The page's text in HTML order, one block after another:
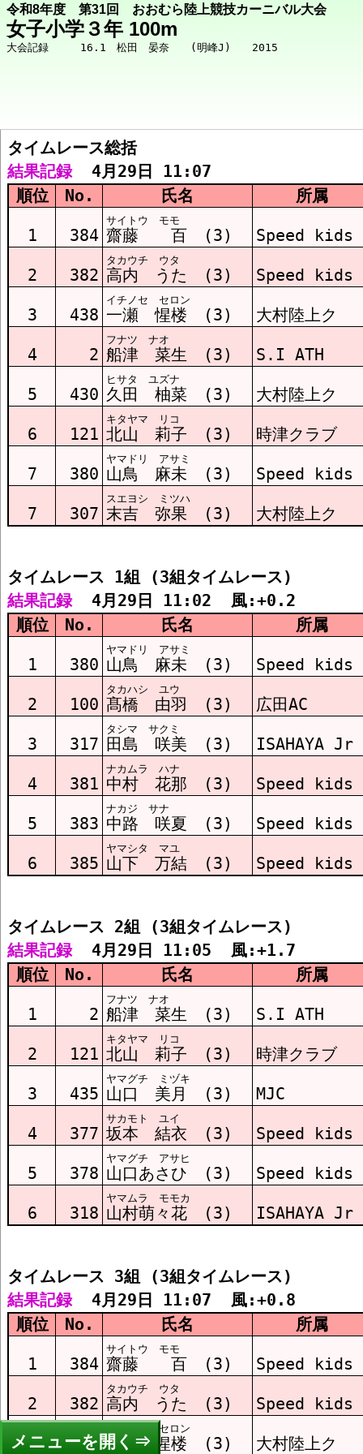
令和8年度 第31回 おおむら陸上競技カーニバル大会
女子小学３年 100m
メニュー
競技メニューへ
総括 結果
ﾀｲﾑﾚｰｽ1組 結果
ﾀｲﾑﾚｰｽ2組 結果
ﾀｲﾑﾚｰｽ3組 結果
タイムレース総括
結果記録
  4月29日 11:07
順位
No. 氏名 所属
1 384
サイトウ モモ
齋藤 百 (3) Speed kids
2 382
タカウチ ウタ
高内 うた (3) Speed kids
3 438
イチノセ セロン
一瀬 惺楼 (3) 大村陸上ク
4 2
フナツ ナオ
船津 菜生 (3) S.I ATH
5 430
ヒサタ ユズナ
久田 柚菜 (3) 大村陸上ク
6 121
キタヤマ リコ
北山 莉子 (3) 時津クラブ
7 380
ヤマドリ アサミ
山鳥 麻未 (3) Speed kids
7 307
スエヨシ ミツハ
末吉 弥果 (3) 大村陸上ク
タイムレース 1組 (3組タイムレース)
結果記録
  4月29日 11:02  風:+0.2
順位
No. 氏名 所属
1 380
ヤマドリ アサミ
山鳥 麻未 (3) Speed kids
2 100
タカハシ ユウ
髙橋 由羽 (3) 広田AC
3 317
タシマ サクミ
田島 咲美 (3) ISAHAYA Jr
4 381
ナカムラ ハナ
中村 花那 (3) Speed kids
5 383
ナカジ サナ
中路 咲夏 (3) Speed kids
6 385
ヤマシタ マユ
山下 万結 (3) Speed kids
タイムレース 2組 (3組タイムレース)
結果記録
  4月29日 11:05  風:+1.7
順位
No. 氏名 所属
1 2
フナツ ナオ
船津 菜生 (3) S.I ATH
2 121
キタヤマ リコ
北山 莉子 (3) 時津クラブ
3 435
ヤマグチ ミヅキ
山口 美月 (3) MJC
4 377
サカモト ユイ
坂本 結衣 (3) Speed kids
5 378
ヤマグチ アサヒ
山口あさひ (3) Speed kids
6 318
ヤマムラ モモカ
山村萌々花 (3) ISAHAYA Jr
タイムレース 3組 (3組タイムレース)
結果記録
  4月29日 11:07  風:+0.8
順位
No. 氏名 所属
1 384
サイトウ モモ
齋藤 百 (3) Speed kids
2 382
タカウチ ウタ
高内 うた (3) Speed kids
3 438
イチノセ セロン
一瀬 惺楼 (3) 大村陸上ク